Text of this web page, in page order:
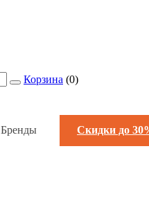
Корзина (0)
Бренды Скидки до